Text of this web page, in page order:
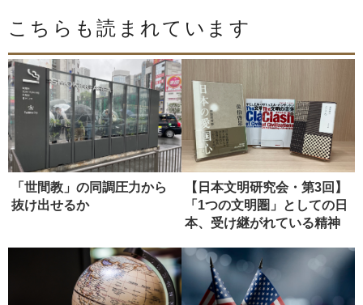
こちらも読まれています
「世間教」の同調圧力から
抜け出せるか
【日本文明研究会・第3回】
「1つの文明圏」としての日
本、受け継がれている精神